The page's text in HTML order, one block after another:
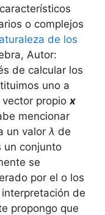
o complejos
de los
Autor:
de calcular los
uno a
vector propio x
mencionar
un valor λ de
un conjunto
se
por el o los
de
propongo que